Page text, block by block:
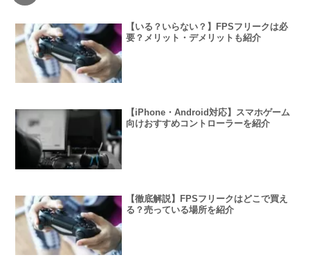
【いる？いらない？】FPSフリークは必
要？メリット・デメリットも紹介
【iPhone・Android対応】スマホゲーム
向けおすすめコントローラーを紹介
【徹底解説】FPSフリークはどこで買え
る？売っている場所を紹介